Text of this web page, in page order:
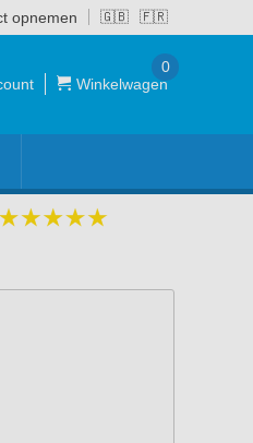
🇬🇧 🇫🇷
opnemen
Winkelwagen
0